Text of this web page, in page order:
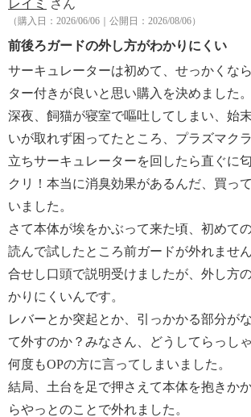
５００００個／立方センチメートルの
できる床面積の目安
【運転音】
・風量１：２０ｄＢ
・風量４：３３ｄＢ
・風量７：４３ｄＢ
・風量１０：４９ｄＢ
【商品仕様詳細】
＜モーター＞
・ＤＣモーター
＜風量切替＞
・１０段階
＜羽根径／枚数＞
・１８ｃｍ／３枚
＜首振り（スイング）＞
・上向き：約６０°、下向き：約６０°、
０°（自動）
左右：約６０°、約９０°、約１２０°（自
＜風向調節範囲＞
・上 約９０°〜下 約５０°、左 約６
０°
レイミ さん
（購入日：2026/06/06｜公開日：2026/08/06）
前後ろガードの外し方がわかりにくい
サーキュレーターは初めて、せっかくな
ター付きが良いと思い購入を決めました。
深夜、飼猫が寝室で嘔吐してしまい、始
いが取れず困ってたところ、プラズマク
立ちサーキュレーターを回したら直ぐに
クリ！本当に消臭効果があるんだ、買っ
いました。
さて本体が埃をかぶって来た頃、初めて
読んで試したところ前ガードが外れませ
合せし口頭で説明受けましたが、外し方
かりにくいんです。
レバーとか突起とか、引っかかる部分が
て外すのか？みなさん、どうしてらっし
何度もOPの方に言ってしまいました。
結局、土台を足で押さえて本体を抱きか
らやっとのことで外れました。